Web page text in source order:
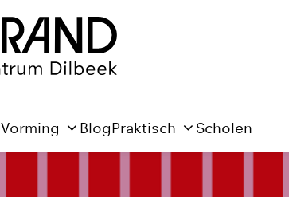
Vorming BlogPraktisch Scholen